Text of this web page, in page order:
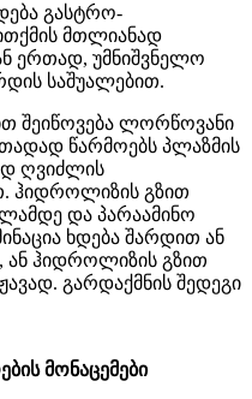
გასტრო-
მთლიანად
ერთად, უმნიშვნელო
საშუალებით.
შეიწოვება ლორწოვანი
წარმოებს პლაზმის
ღვიძლის
ჰიდროლიზის გზით
და პარაამინო
ხდება შარდით ან
ან ჰიდროლიზის გზით
გარდაქმნის შედეგი
მონაცემები